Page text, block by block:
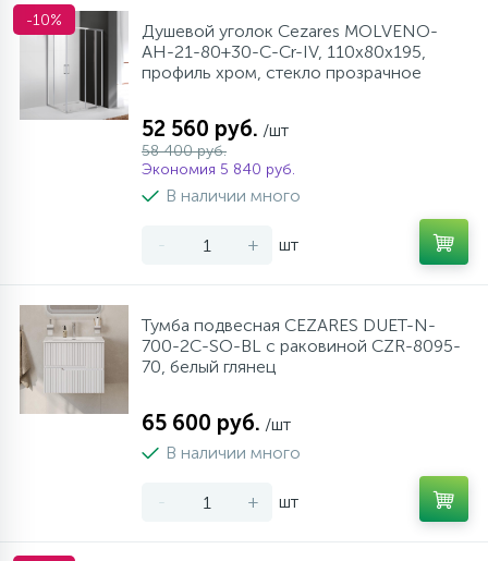
-10%
Душевой уголок Cezares MOLVENO-
AH-21-80+30-C-Cr-IV, 110х80х195,
профиль хром, стекло прозрачное
52 560 руб. /шт
58 400 руб.
Экономия 5 840 руб.
В наличии много
- + шт
Тумба подвесная CEZARES DUET-N-
700-2C-SO-BL с раковиной CZR-8095-
70, белый глянец
65 600 руб. /шт
В наличии много
- + шт